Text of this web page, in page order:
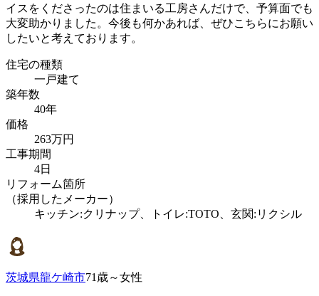
イスをくださったのは住まいる工房さんだけで、予算面でも
大変助かりました。今後も何かあれば、ぜひこちらにお願い
したいと考えております。
住宅の種類
一戸建て
築年数
40年
価格
263万円
工事期間
4日
リフォーム箇所
（採用したメーカー）
キッチン:クリナップ、トイレ:TOTO、玄関:リクシル
茨城県龍ケ崎市71歳～女性